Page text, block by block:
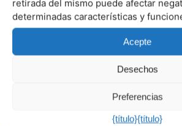
retirada del mismo puede afectar
determinadas características y
Acepte
Desechos
Preferencias
{título}{título}